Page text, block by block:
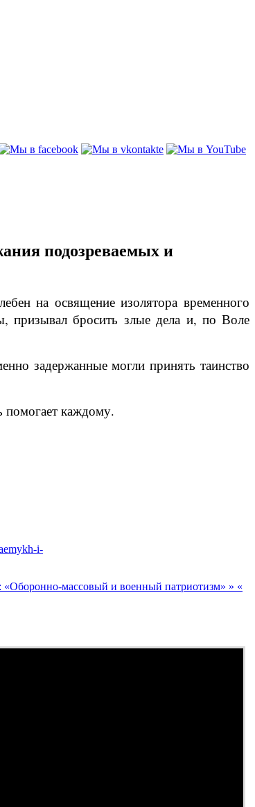
подозреваемых и
на освящение изолятора временного
призывал бросить злые дела и, по Воле
задержанные могли принять таинство
помогает каждому.
i-
«Оборонно-массовый и военный патриотизм» » «